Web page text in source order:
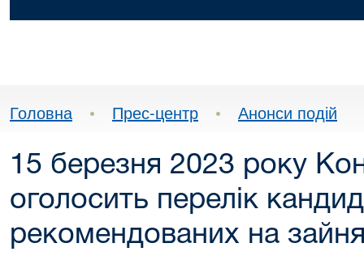
Головна • Прес-центр • Анонси подій
15 березня 2023 року
оголосить перелік
рекомендованих на